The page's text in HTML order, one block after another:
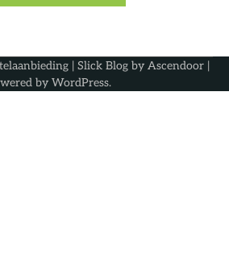
| Slick Blog by Ascendoor|
by WordPress.